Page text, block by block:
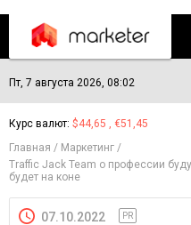
Пт, 7 августа 2026, 08:02
Курс валют: $44,65 , €51,45
Главная
Маркетинг
Traffic Jack Team о профессии
будет на коне
07.10.2022 PR